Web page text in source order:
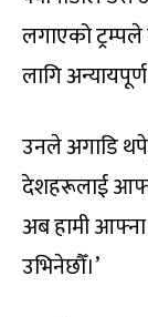
लगाएको
लागि
उनले अगाडि
देशहरूलाई
अब हामी
उभिनेछौँ।’